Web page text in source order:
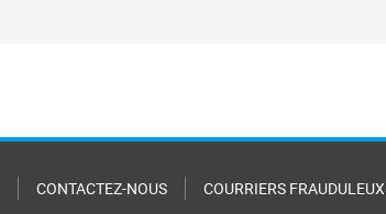
CONTACTEZ-NOUS COURRIERS FRAUDULEUX